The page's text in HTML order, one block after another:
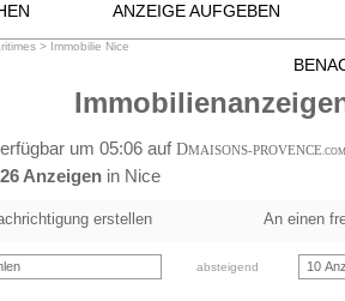
ANZEIGE AUFGEBEN
> Immobilie Nice
um 05:06 auf DMAISONS-PROVENCE.COM
Anzeigen in Nice
erstellen An einen
absteigend 10